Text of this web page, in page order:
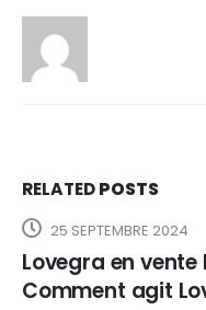
RELATEDPOSTS
25 SEPTEMBRE 2024
Lovegra en vente
Comment agit